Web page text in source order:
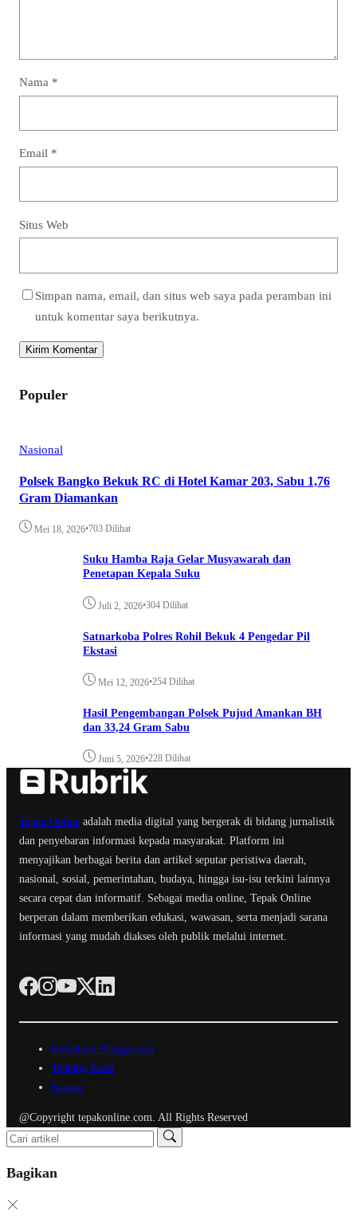
Nama *
Email *
Situs Web
Simpan nama, email, dan situs web saya pada peramban ini
untuk komentar saya berikutnya.
Populer
Nasional
Polsek Bangko Bekuk RC di Hotel Kamar 203, Sabu 1,76
Gram Diamankan
Mei 18, 2026•703 Dilihat
Suku Hamba Raja Gelar Musyawarah dan
Penetapan Kepala Suku
Juli 2, 2026•304 Dilihat
Satnarkoba Polres Rohil Bekuk 4 Pengedar Pil
Ekstasi
Mei 12, 2026•254 Dilihat
Hasil Pengembangan Polsek Pujud Amankan BH
dan 33,24 Gram Sabu
Juni 5, 2026•228 Dilihat
Tepak Online adalah media digital yang bergerak di bidang jurnalistik
dan penyebaran informasi kepada masyarakat. Platform ini
menyajikan berbagai berita dan artikel seputar peristiwa daerah,
nasional, sosial, pemerintahan, budaya, hingga isu-isu terkini lainnya
secara cepat dan informatif. Sebagai media online, Tepak Online
berperan dalam memberikan edukasi, wawasan, serta menjadi sarana
informasi yang mudah diakses oleh publik melalui internet.
Ketentuan Penggunaan
Tentang Kami
Kontak
@Copyright tepakonline.com. All Rights Reserved
Bagikan